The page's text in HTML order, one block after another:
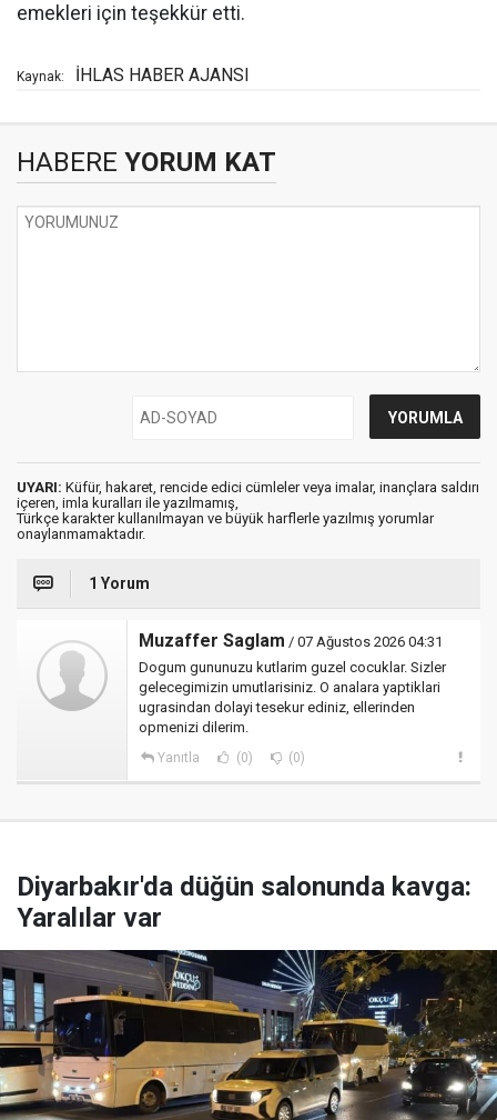
emekleri için teşekkür etti.
Kaynak: İHLAS HABER AJANSI
HABERE YORUM KAT
UYARI: Küfür, hakaret, rencide edici cümleler veya imalar, inançlara saldırı
içeren, imla kuralları ile yazılmamış,
Türkçe karakter kullanılmayan ve büyük harflerle yazılmış yorumlar
onaylanmamaktadır.
1 Yorum
Muzaffer Saglam / 07 Ağustos 2026 04:31
Dogum gununuzu kutlarim guzel cocuklar. Sizler
gelecegimizin umutlarisiniz. O analara yaptiklari
ugrasindan dolayi tesekur ediniz, ellerinden
opmenizi dilerim.
Yanıtla (0) (0)
Diyarbakır'da düğün salonunda kavga:
Yaralılar var